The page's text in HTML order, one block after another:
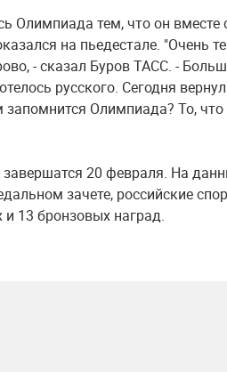
Олимпиада тем, что он
на пьедестале. "Очень
- сказал Буров ТАСС. -
русского. Сегодня
запомнится Олимпиада? То,
20 февраля. На
зачете, российские
и 13 бронзовых наград.